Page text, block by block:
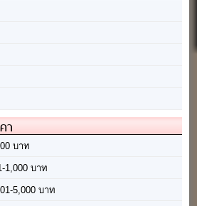
า
บาท
1,000 บาท
5,000 บาท